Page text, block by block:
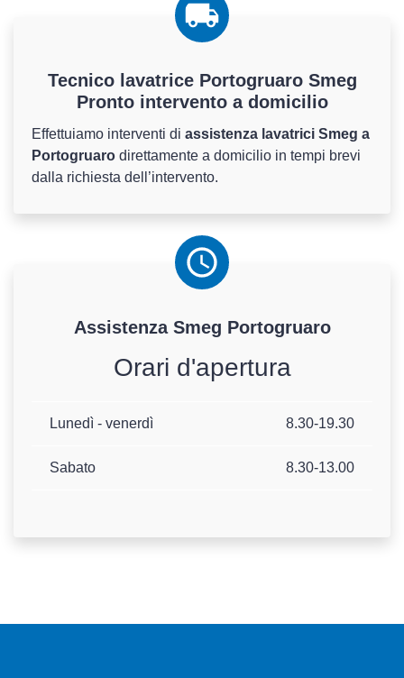
Tecnico lavatrice Portogruaro Smeg
Pronto intervento a domicilio
Effettuiamo interventi di assistenza lavatrici Smeg a
Portogruaro direttamente a domicilio in tempi brevi
dalla richiesta dell’intervento.
Assistenza Smeg Portogruaro
Orari d'apertura
Lunedì - venerdì 8.30-19.30
Sabato 8.30-13.00